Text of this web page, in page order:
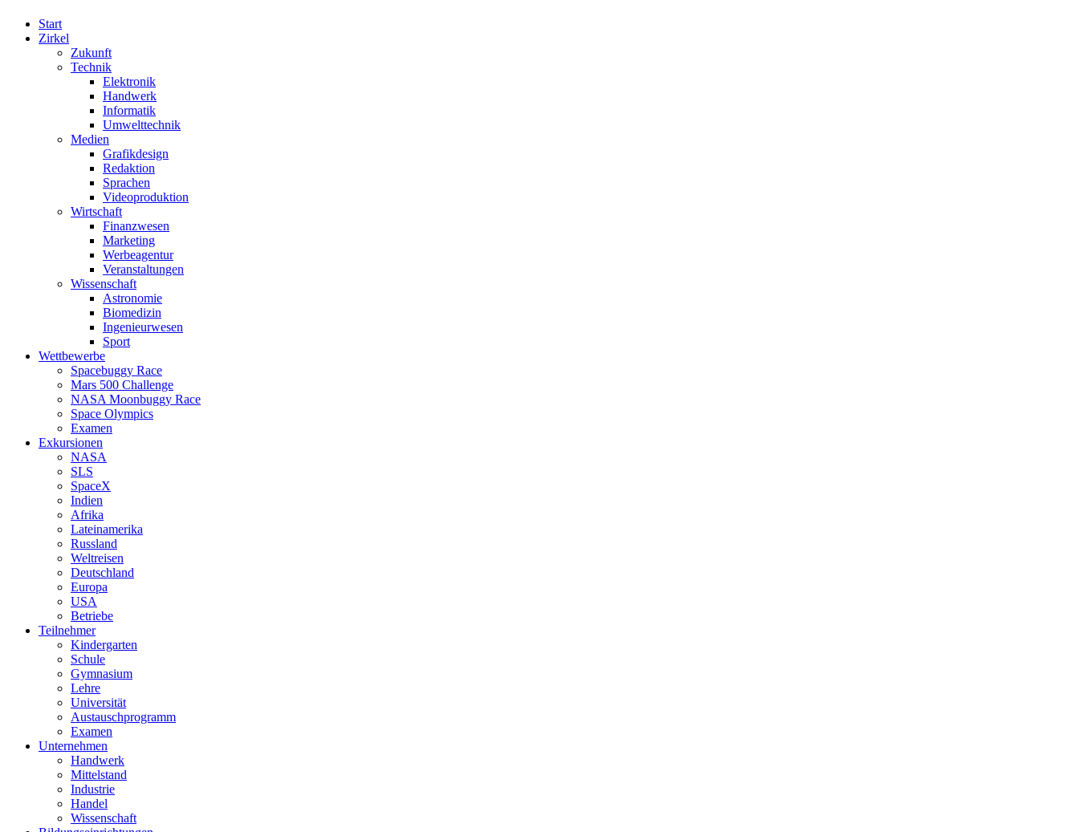
Start
Zirkel
Zukunft
Technik
Elektronik
Handwerk
Informatik
Umwelttechnik
Medien
Grafikdesign
Redaktion
Sprachen
Videoproduktion
Wirtschaft
Finanzwesen
Marketing
Werbeagentur
Veranstaltungen
Wissenschaft
Astronomie
Biomedizin
Ingenieurwesen
Sport
Wettbewerbe
Spacebuggy Race
Mars 500 Challenge
NASA Moonbuggy Race
Space Olympics
Examen
Exkursionen
NASA
SLS
SpaceX
Indien
Afrika
Lateinamerika
Russland
Weltreisen
Deutschland
Europa
USA
Betriebe
Teilnehmer
Kindergarten
Schule
Gymnasium
Lehre
Universität
Austauschprogramm
Examen
Unternehmen
Handwerk
Mittelstand
Industrie
Handel
Wissenschaft